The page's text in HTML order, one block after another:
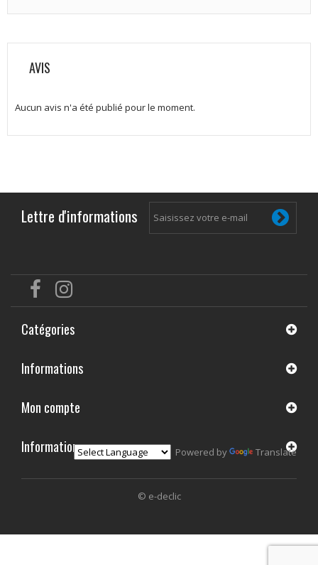
AVIS
Aucun avis n'a été publié pour le moment.
Lettre d'informations
Catégories
Informations
© e-declic
Mon compte
Informations Powered by Translate